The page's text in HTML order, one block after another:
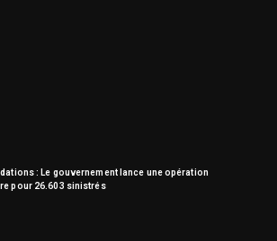
: Le gouvernement lance une opération
pour 26.603 sinistrés